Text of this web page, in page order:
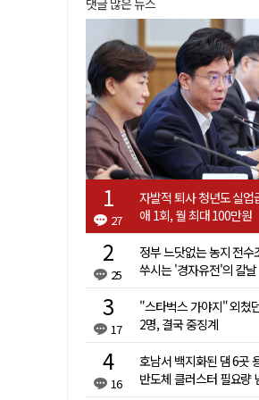
댓글 많은 뉴스
27
자발적 퇴사 청년도 실
애 1회, 월 최대 100만원
25
정부 느닷없는 농지 전
쑤시는 '경자유전'의 칼날
17
"스타벅스 가야지" 외쳤
2명, 결국 중징계
16
호남서 백지화된 댐 6곳
반도체 클러스터 필요량